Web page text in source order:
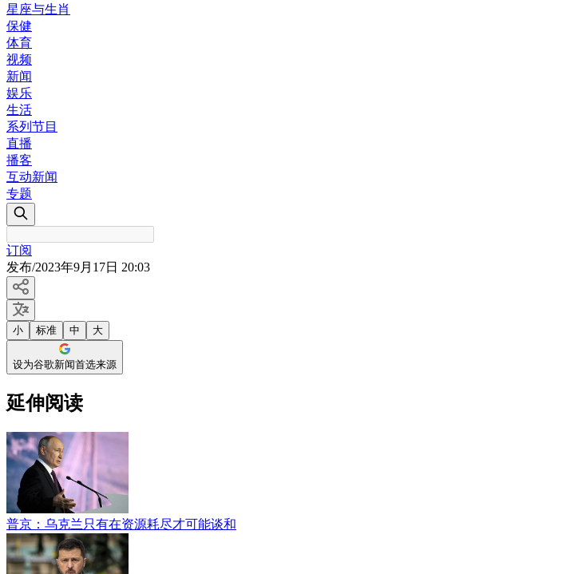
星座与生肖
保健
体育
视频
新闻
娱乐
生活
系列节目
直播
播客
互动新闻
专题
订阅
发布/2023年9月17日 20:03
小 标准 中 大
设为谷歌新闻首选来源
延伸阅读
普京：乌克兰只有在资源耗尽才可能谈和